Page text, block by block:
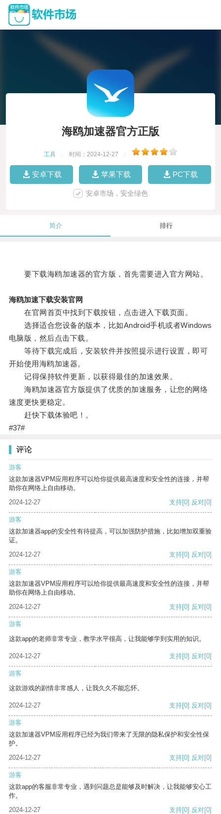
海鸥加速器官方正版
工具 时间：2024-12-27
安卓下载 苹果下载 PC下载
安卓市场，安全绿色
简介 排行
要下载海鸥加速器的官方版，首先需要进入官方网站。
海鸥加速下载安装官网
在官网首页中找到下载按钮，点击进入下载页面。
选择适合您设备的版本，比如Android手机或者Windows
电脑版，然后点击下载。
等待下载完成后，安装软件并按照提示进行设置，即可
开始使用海鸥加速器。
记得保持软件更新，以获得最佳的加速效果。
海鸥加速器官方版提供了优质的加速服务，让您的网络
速度更快更稳定。
赶快下载体验吧！。
#37#
评论
游客
这款加速器VPM应用程序可以给你提供最高速度和安全性的连接，并帮
助你在网络上自由移动。
2024-12-27
支持[0] 反对[0]
游客
这款加速器app的安全性有待提高，可以加强防护措施，比如增加双重验
证。
2024-12-27
支持[0] 反对[0]
游客
这款加速器VPM应用程序可以给你提供最高速度和安全性的连接，并帮
助你在网络上自由移动。
2024-12-27
支持[0] 反对[0]
游客
这款app的老师非常专业，教学水平很高，让我能够学到实用的知识。
2024-12-27 支持[0] 反对[0]
游客
这款游戏的剧情非常感人，让我久久不能忘怀。
2024-12-27 支持[0] 反对[0]
游客
这款加速器VPM应用程序已经为我们带来了无限的隐私保护和安全性保
护。
2024-12-27
支持[0] 反对[0]
游客
这款app的客服非常专业，遇到问题总是能够及时解决，让我能够安心工
作。
2024-12-27
支持[0] 反对[0]